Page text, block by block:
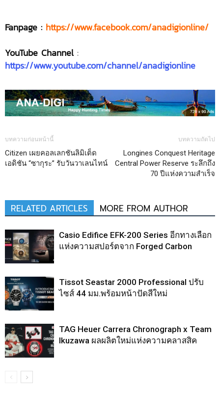
Fanpage : https://www.facebook.com/anadigionline/
YouTube Channel :
https://www.youtube.com/channel/anadigionline
บทความก่อนหน้านี้
Citizen เผยคอลเลกชันลิมิเต็ด
เอดิชัน “ซากุระ” รับวันวาเลนไทน์
บทความถัดไป
Longines Conquest Heritage
Central Power Reserve ระลึกถึง
70 ปีแห่งความสำเร็จ
RELATED ARTICLES MORE FROM AUTHOR
Casio Edifice EFK-200 Series อีกทางเลือก
แห่งความสปอร์ตจาก Forged Carbon
Tissot Seastar 2000 Professional ปรับ
ไซส์ 44 มม.พร้อมหน้าปัดสีใหม่
TAG Heuer Carrera Chronograph x Team
Ikuzawa ผลผลิตใหม่แห่งความคลาสสิค